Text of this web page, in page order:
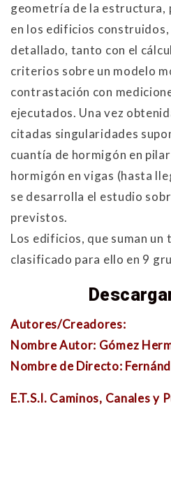
geometría de la
en los edificios
detallado, tanto con el
criterios sobre un modelo
contrastación con
ejecutados. Una vez
citadas singularidades
cuantía de hormigón en
hormigón en vigas (hasta
se desarrolla el estudio
previstos.
Los edificios, que suman un
clasificado para ello en 9
Autores/Creadores:
Nombre Autor: Gómez
Nombre de Directo:
E.T.S.I. Caminos, Canales y